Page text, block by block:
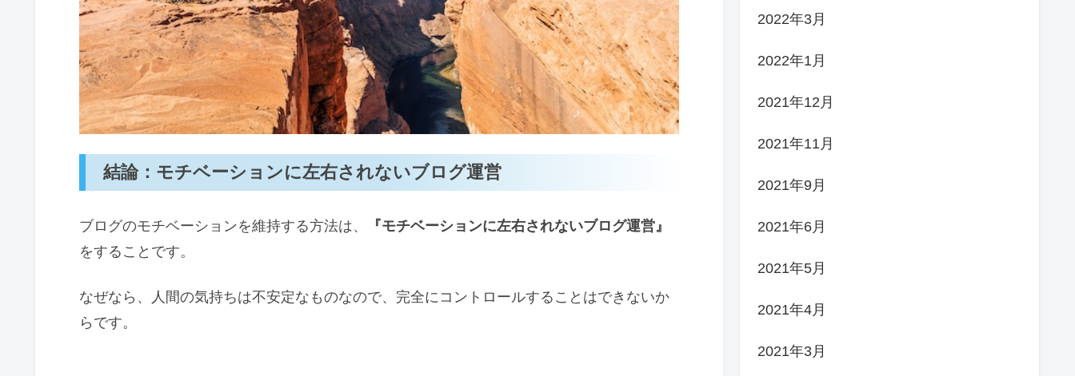
結論：モチベーションに左右されないブログ運営
ブログのモチベーションを維持する方法は、
『モチベーションに左右されないブログ運営』
をすることです。
なぜなら、人間の気持ちは不安定なものなので、完全にコントロールすることはできないか
らです。
2022年3月
2022年1月
2021年12月
2021年11月
2021年9月
2021年6月
2021年5月
2021年4月
2021年3月